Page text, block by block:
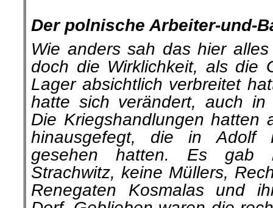
Der polnische Arbeiter-und-
Wie anders sah das hier
doch die Wirklichkeit, als die
Lager absichtlich verbreitet
hatte sich verändert, auch in
Die Kriegshand­lungen hatten
hinausgefegt, die in Adolf
gesehen hatten. Es gab
Strachwitz, keine Müllers,
Renegaten Kosmalas und